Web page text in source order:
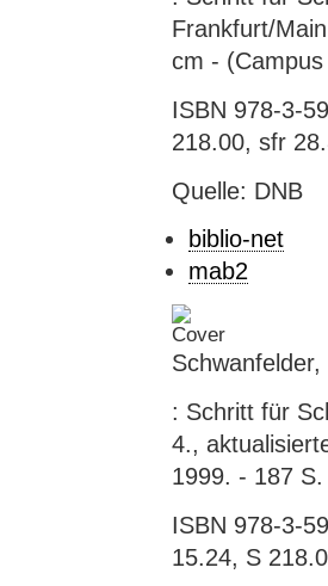
Frankfurt/
cm -
ISBN 978-3-
218.00, sfr
Quelle: DNB
biblio-net
mab2
: Schritt für
4.,
1999. - 187
ISBN 978-3-
15.24, S